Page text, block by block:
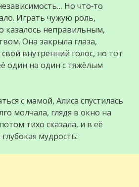
Но что‑то
Играть чужую роль,
казалось неправильным,
Она закрыла глаза,
внутренний голос, но тот
один на один с тяжёлым
с мамой, Алиса спустилась
молчала, глядя в окно на
тихо сказала, и в её
мудрость: